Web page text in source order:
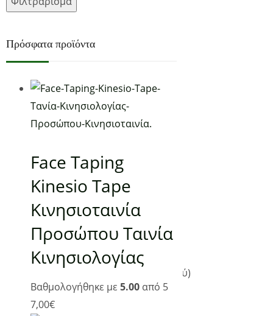
Πρόσφατα προϊόντα
Face Taping
Kinesio Tape
Κινησιοταινία
Προσώπου Ταινία
Κινησιολογίας
Βαθμολογήθηκε με 5.00 από 5
7,00€
Διαβάστε περισσότερα
Επικοινωνία
Επτανήσου 5, Βούλα 16673
(Επίσκεψη μόνο κατόπιν ραντεβού)
Τηλ: 210 98 28 134, 6944 44 18 63
info@planetgreen.gr